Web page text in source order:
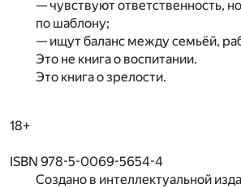
— чувствуют ответственность,
по шаблону;
— ищут баланс между семьёй,
Это не книга о воспитании.
Это книга о зрелости.
18+
ISBN 978-5-0069-5654-4
Создано в интеллектуальной